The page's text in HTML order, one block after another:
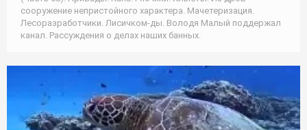
сооружение непристойного характера. Мачетеризация.
Лесоразработчики. Лисичком-ды. Володя Малый поддержал
канал. Рассуждения о делах наших банных.